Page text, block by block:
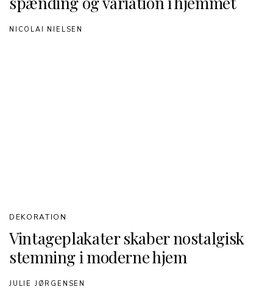
NICOLAI NIELSEN
Vintageplakater skaber nostalgisk
stemning i moderne hjem
DEKORATION
JULIE JØRGENSEN